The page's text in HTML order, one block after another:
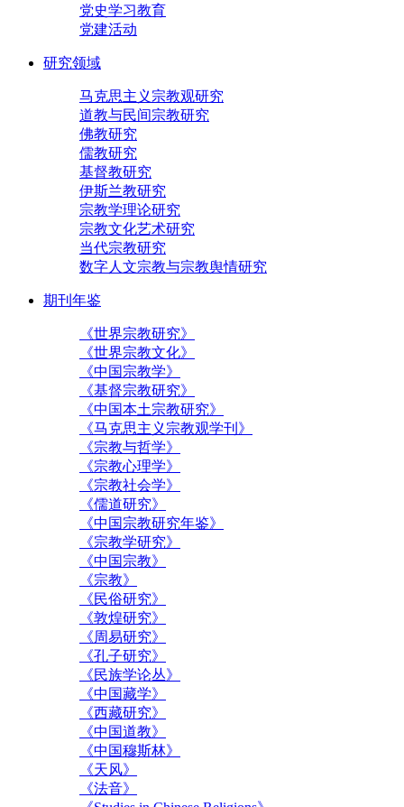
党史学习教育
党建活动
研究领域
马克思主义宗教观研究
道教与民间宗教研究
佛教研究
儒教研究
基督教研究
伊斯兰教研究
宗教学理论研究
宗教文化艺术研究
当代宗教研究
数字人文宗教与宗教舆情研究
期刊年鉴
《世界宗教研究》
《世界宗教文化》
《中国宗教学》
《基督宗教研究》
《中国本土宗教研究》
《马克思主义宗教观学刊》
《宗教与哲学》
《宗教心理学》
《宗教社会学》
《儒道研究》
《中国宗教研究年鉴》
《宗教学研究》
《中国宗教》
《宗教》
《民俗研究》
《敦煌研究》
《周易研究》
《孔子研究》
《民族学论丛》
《中国藏学》
《西藏研究》
《中国道教》
《中国穆斯林》
《天风》
《法音》